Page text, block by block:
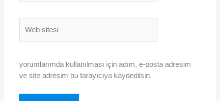
sitesi
yorumlarımda kullanılması için adım, e-posta adresim
ve site adresim bu tarayıcıya kaydedilsin.